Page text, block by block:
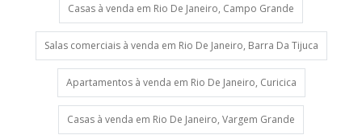
Casas à venda em Rio De Janeiro, Campo Grande
Salas comerciais à venda em Rio De Janeiro, Barra Da Tijuca
Apartamentos à venda em Rio De Janeiro, Curicica
Casas à venda em Rio De Janeiro, Vargem Grande